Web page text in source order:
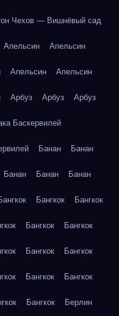
Чехов — Вишнёвый сад
Апельсин Апельсин
Апельсин Апельсин
Арбуз Арбуз Арбуз
Баскервилей
Банан Банан
Банан Банан Банан
Бангкок Бангкок
Бангкок Бангкок
Бангкок Бангкок
Бангкок Бангкок
Бангкок Берлин